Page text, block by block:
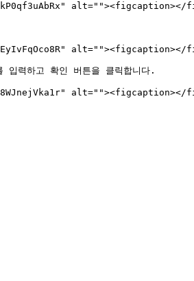
입력하고 확인 버튼을 클릭합니다.